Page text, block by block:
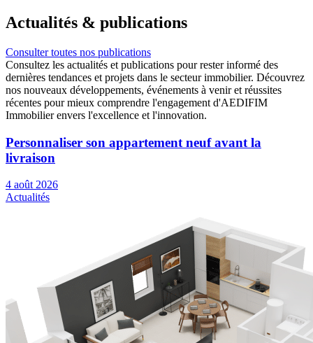
Actualités & publications
Consulter toutes nos publications
Consultez les actualités et publications pour rester informé des
dernières tendances et projets dans le secteur immobilier. Découvrez
nos nouveaux développements, événements à venir et réussites
récentes pour mieux comprendre l'engagement d'AEDIFIM
Immobilier envers l'excellence et l'innovation.
Personnaliser son appartement neuf avant la
livraison
4 août 2026
Actualités